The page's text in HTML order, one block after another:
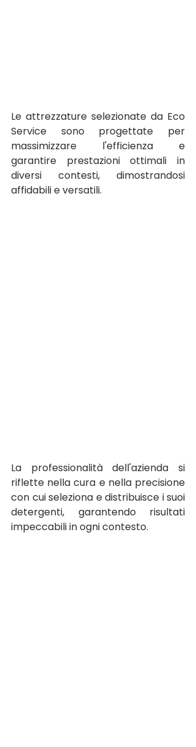
Le attrezzature selezionate da Eco
Service sono progettate per
massimizzare l'efficienza e
garantire prestazioni ottimali in
diversi contesti, dimostrandosi
affidabili e versatili.
La professionalità dell'azienda si
riflette nella cura e nella precisione
con cui seleziona e distribuisce i suoi
detergenti, garantendo risultati
impeccabili in ogni contesto.